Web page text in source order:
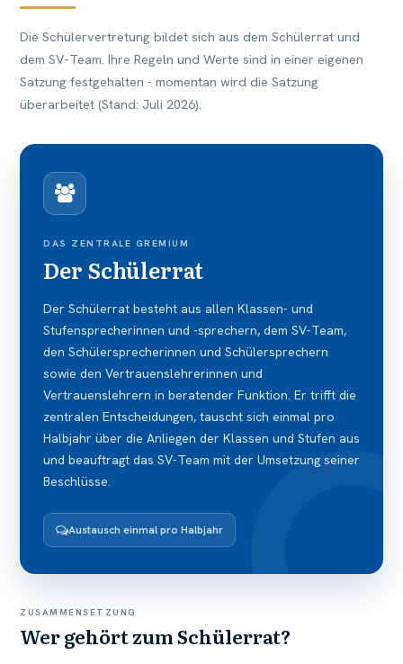
Die Schülervertretung bildet sich aus dem Schülerrat und
dem SV-Team. Ihre Regeln und Werte sind in einer eigenen
Satzung festgehalten - momentan wird die Satzung
überarbeitet (Stand: Juli 2026).
DAS ZENTRALE GREMIUM
Der Schülerrat
Der Schülerrat besteht aus allen Klassen- und
Stufensprecherinnen und -sprechern, dem SV-Team,
den Schülersprecherinnen und Schülersprechern
sowie den Vertrauenslehrerinnen und
Vertrauenslehrern in beratender Funktion. Er trifft die
zentralen Entscheidungen, tauscht sich einmal pro
Halbjahr über die Anliegen der Klassen und Stufen aus
und beauftragt das SV-Team mit der Umsetzung seiner
Beschlüsse.
Austausch einmal pro Halbjahr
ZUSAMMENSETZUNG
Wer gehört zum Schülerrat?